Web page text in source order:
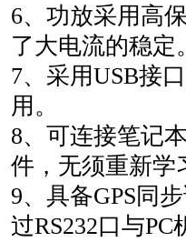
6、功放采用高
了大电流的稳定
7、采用USB接
用。
8、可连接笔记
件，无须重新学
9、具备GPS同
过RS232口与